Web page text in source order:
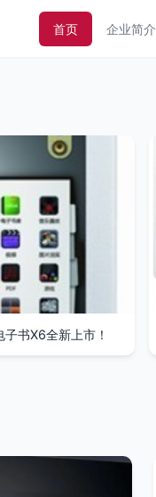
首页 企业简介
书X6全新上市！